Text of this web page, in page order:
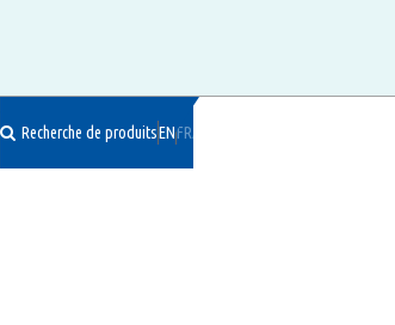
Recherche de produitsENGLISHFRANÇAIS